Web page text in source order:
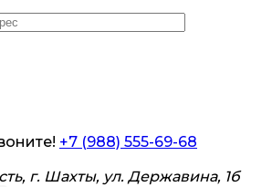
+7 (988) 555-69-68
г. Шахты, ул. Державина, 1б